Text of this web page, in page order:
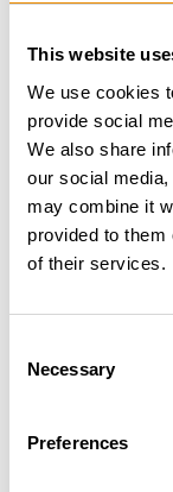
This website
We use cookies
provide social
We also share
our social
may combine it
provided to them
of their services.
Selection
Necessary
Preferences
Arbeitshöhe: